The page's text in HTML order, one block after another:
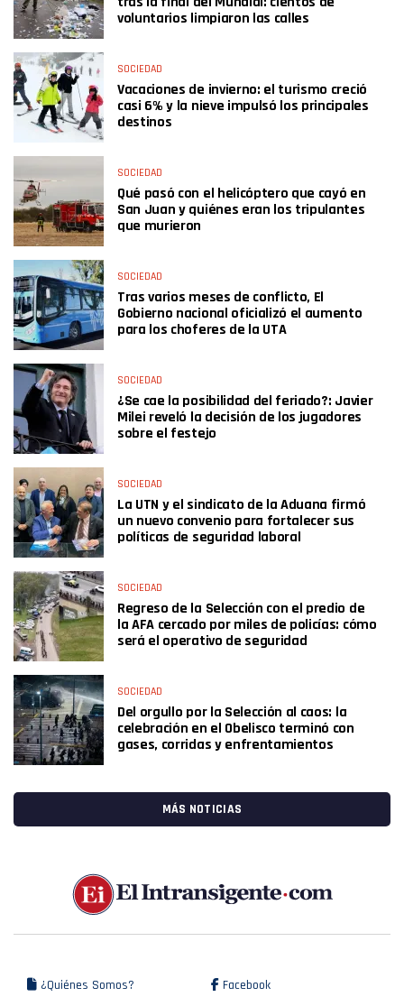
voluntarios limpiaron las calles
SOCIEDAD
Vacaciones de invierno: el turismo creció
casi 6% y la nieve impulsó los principales
destinos
SOCIEDAD
Qué pasó con el helicóptero que cayó en
San Juan y quiénes eran los tripulantes
que murieron
SOCIEDAD
Tras varios meses de conflicto, El
Gobierno nacional oficializó el aumento
para los choferes de la UTA
SOCIEDAD
¿Se cae la posibilidad del feriado?: Javier
Milei reveló la decisión de los jugadores
sobre el festejo
SOCIEDAD
La UTN y el sindicato de la Aduana firmó
un nuevo convenio para fortalecer sus
políticas de seguridad laboral
SOCIEDAD
Regreso de la Selección con el predio de
la AFA cercado por miles de policías: cómo
será el operativo de seguridad
SOCIEDAD
Del orgullo por la Selección al caos: la
celebración en el Obelisco terminó con
gases, corridas y enfrentamientos
MÁS NOTICIAS
¿Quiénes Somos? Facebook